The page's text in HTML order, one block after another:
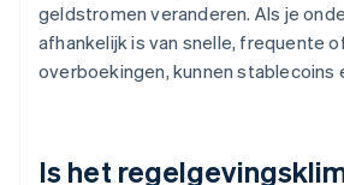
geldstromen veranderen. Als je
afhankelijk is van snelle, frequente
overboekingen, kunnen stablecoins
Is het